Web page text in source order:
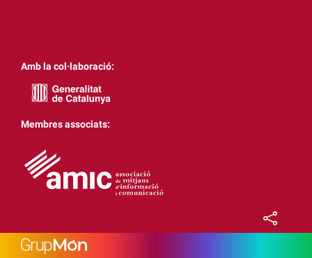
Amb la col·laboració:
Membres associats: